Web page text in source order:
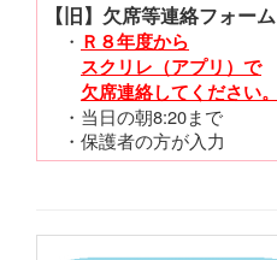
【旧】欠席等連絡フォーム
・ Ｒ８年度から
スクリレ（アプリ）で
欠席連絡してください。
・当日の朝8:20まで
・保護者の方が入力